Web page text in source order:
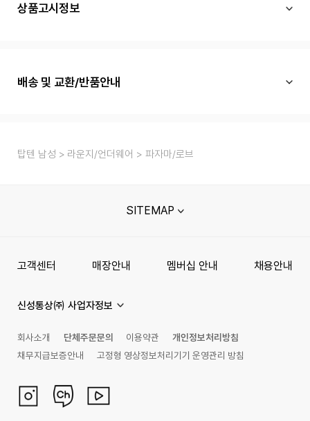
상품고시정보
배송 및 교환/반품안내
탑텐 남성 라운지/언더웨어 파자마/로브
SITEMAP
고객센터 매장안내 멤버십 안내 채용안내
신성통상㈜ 사업자정보
회사소개 단체주문문의 이용약관
개인정보처리방침
채무지급보증안내
고정형 영상정보처리기기 운영관리 방침